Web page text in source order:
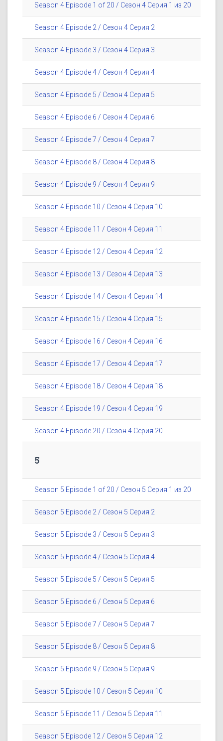
Season 4 Episode 1 of 20 / Сезон 4 Серия 1 из 20
Season 4 Episode 2 / Сезон 4 Серия 2
Season 4 Episode 3 / Сезон 4 Серия 3
Season 4 Episode 4 / Сезон 4 Серия 4
Season 4 Episode 5 / Сезон 4 Серия 5
Season 4 Episode 6 / Сезон 4 Серия 6
Season 4 Episode 7 / Сезон 4 Серия 7
Season 4 Episode 8 / Сезон 4 Серия 8
Season 4 Episode 9 / Сезон 4 Серия 9
Season 4 Episode 10 / Сезон 4 Серия 10
Season 4 Episode 11 / Сезон 4 Серия 11
Season 4 Episode 12 / Сезон 4 Серия 12
Season 4 Episode 13 / Сезон 4 Серия 13
Season 4 Episode 14 / Сезон 4 Серия 14
Season 4 Episode 15 / Сезон 4 Серия 15
Season 4 Episode 16 / Сезон 4 Серия 16
Season 4 Episode 17 / Сезон 4 Серия 17
Season 4 Episode 18 / Сезон 4 Серия 18
Season 4 Episode 19 / Сезон 4 Серия 19
Season 4 Episode 20 / Сезон 4 Серия 20
5
Season 5 Episode 1 of 20 / Сезон 5 Серия 1 из 20
Season 5 Episode 2 / Сезон 5 Серия 2
Season 5 Episode 3 / Сезон 5 Серия 3
Season 5 Episode 4 / Сезон 5 Серия 4
Season 5 Episode 5 / Сезон 5 Серия 5
Season 5 Episode 6 / Сезон 5 Серия 6
Season 5 Episode 7 / Сезон 5 Серия 7
Season 5 Episode 8 / Сезон 5 Серия 8
Season 5 Episode 9 / Сезон 5 Серия 9
Season 5 Episode 10 / Сезон 5 Серия 10
Season 5 Episode 11 / Сезон 5 Серия 11
Season 5 Episode 12 / Сезон 5 Серия 12